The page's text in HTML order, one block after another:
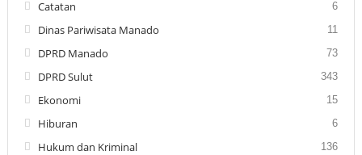
Catatan 6
Dinas Pariwisata Manado 11
DPRD Manado 73
DPRD Sulut 343
Ekonomi 15
Hiburan 6
Hukum dan Kriminal 136